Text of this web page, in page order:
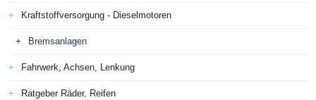
Kraftstoffversorgung - Dieselmotoren
Bremsanlagen
Fahrwerk, Achsen, Lenkung
Ratgeber Räder, Reifen